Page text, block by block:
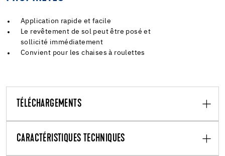
Application rapide et facile
Le revêtement de sol peut être posé et
sollicité immédiatement
Convient pour les chaises à roulettes
TÉLÉCHARGEMENTS
CARACTÉRISTIQUES TECHNIQUES